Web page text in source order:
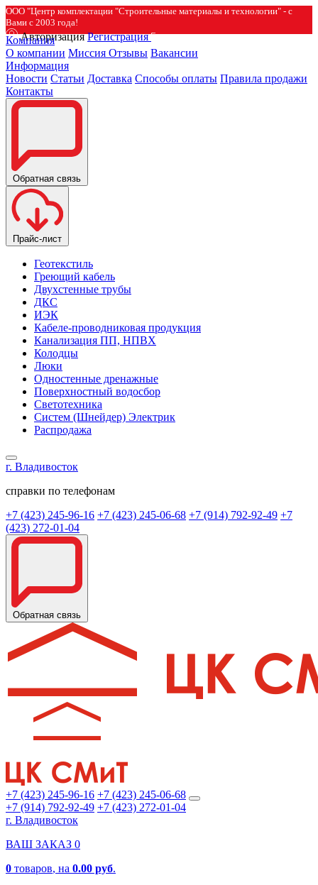
ООО "Центр комплектации "Строительные материалы и технологии" - с
Вами с 2003 года!
Авторизация Регистрация
Компания
О компании Миссия Отзывы Вакансии
Информация
Новости Статьи Доставка Способы оплаты Правила продажи
Контакты
Обратная связь
Прайс-лист
Геотекстиль
Греющий кабель
Двухстенные трубы
ДКС
ИЭК
Кабеле-проводниковая продукция
Канализация ПП, НПВХ
Колодцы
Люки
Одностенные дренажные
Поверхностный водосбор
Светотехника
Систем (Шнейдер) Электрик
Распродажа
г. Владивосток
справки по телефонам
+7 (423) 245-96-16 +7 (423) 245-06-68 +7 (914) 792-92-49 +7
(423) 272-01-04
Обратная связь
+7 (423) 245-96-16 +7 (423) 245-06-68
+7 (914) 792-92-49 +7 (423) 272-01-04
г. Владивосток
ВАШ ЗАКАЗ 0
0 товаров, на 0.00 руб.